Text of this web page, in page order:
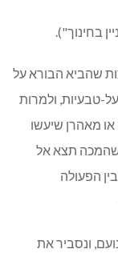
בחינוך").
שהביא הבורא על
טבעיות, ולמרות
מאהרן שיעשו
תצא אל
הפעולה
ונסביר את